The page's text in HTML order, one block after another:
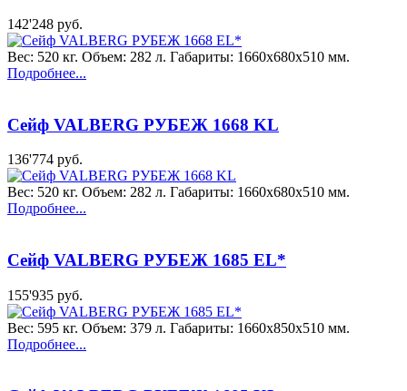
142'248 руб.
Вес: 520 кг. Объем: 282 л. Габариты: 1660x680x510 мм.
Подробнее...
Сейф VALBERG РУБЕЖ 1668 KL
136'774 руб.
Вес: 520 кг. Объем: 282 л. Габариты: 1660x680x510 мм.
Подробнее...
Сейф VALBERG РУБЕЖ 1685 EL*
155'935 руб.
Вес: 595 кг. Объем: 379 л. Габариты: 1660x850x510 мм.
Подробнее...